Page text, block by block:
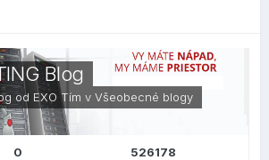
Blog
od EXO Tím v Všeobecné blogy
0 526178